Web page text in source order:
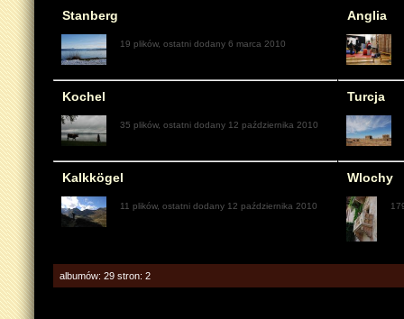
Stanberg
19 plików, ostatni dodany 6 marca 2010
Anglia
Kochel
35 plików, ostatni dodany 12 października 2010
Turcja
Kalkkögel
11 plików, ostatni dodany 12 października 2010
Wlochy
albumów: 29 stron: 2